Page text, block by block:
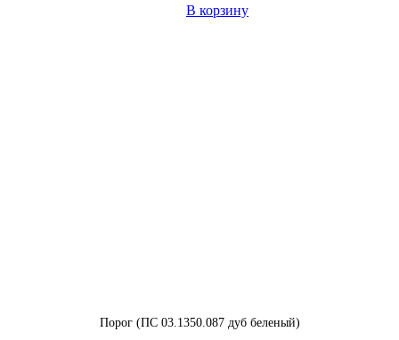
В корзину
Порог (ПС 03.1350.087 дуб беленый)